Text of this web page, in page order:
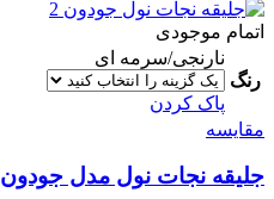
اتمام موجودی
رنگ
نارنجی/سرمه ای
پاک کردن
مقایسه
جلیقه نجات نول مدل جودون 2